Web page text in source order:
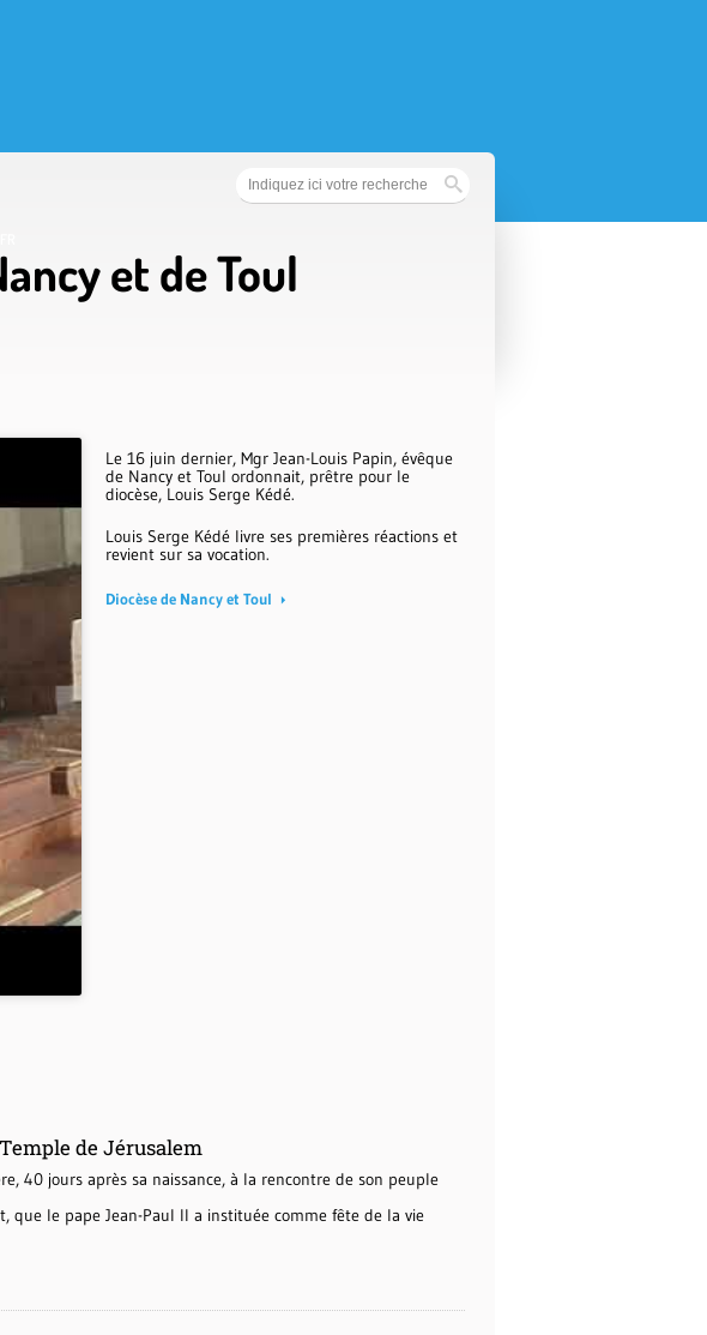
et de Toul
Le 16 juin dernier, Mgr Jean-Louis Papin, évêque
de Nancy et Toul ordonnait, prêtre pour le
diocèse, Louis Serge Kédé.
Louis Serge Kédé livre ses premières réactions et
revient sur sa vocation.
Diocèse de Nancy et Toul
de Jérusalem
40 jours après sa naissance, à la rencontre de son peuple
que le pape Jean-Paul II a instituée comme fête de la vie